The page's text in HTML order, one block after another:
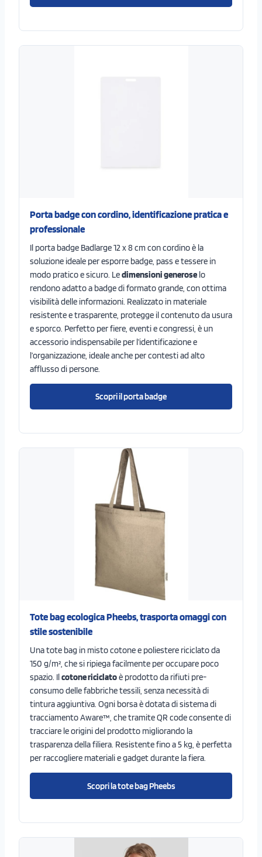
Porta badge con cordino, identificazione pratica e
professionale
Il porta badge Badlarge 12 x 8 cm con cordino è la
soluzione ideale per esporre badge, pass e tessere in
modo pratico e sicuro. Ledimensioni generoselo
rendono adatto a badge di formato grande, con ottima
visibilità delle informazioni. Realizzato in materiale
resistente e trasparente, protegge il contenuto da usura
e sporco. Perfetto per fiere, eventi e congressi, è un
accessorio indispensabile per l’identificazione e
l’organizzazione, ideale anche per contesti ad alto
afflusso di persone.
Scopri il porta badge
Tote bag ecologica Pheebs, trasporta omaggi con
stile sostenibile
Una tote bag in misto cotone e poliestere riciclato da
150 g/m², che si ripiega facilmente per occupare poco
spazio. Il cotone riciclatoè prodotto da rifiuti pre-
consumo delle fabbriche tessili, senza necessità di
tintura aggiuntiva. Ogni borsa è dotata di sistema di
tracciamento Aware™, che tramite QR code consente di
tracciare le origini del prodotto migliorando la
trasparenza della filiera. Resistente fino a 5 kg, è perfetta
per raccogliere materiali e gadget durante la fiera.
Scopri la tote bag Pheebs